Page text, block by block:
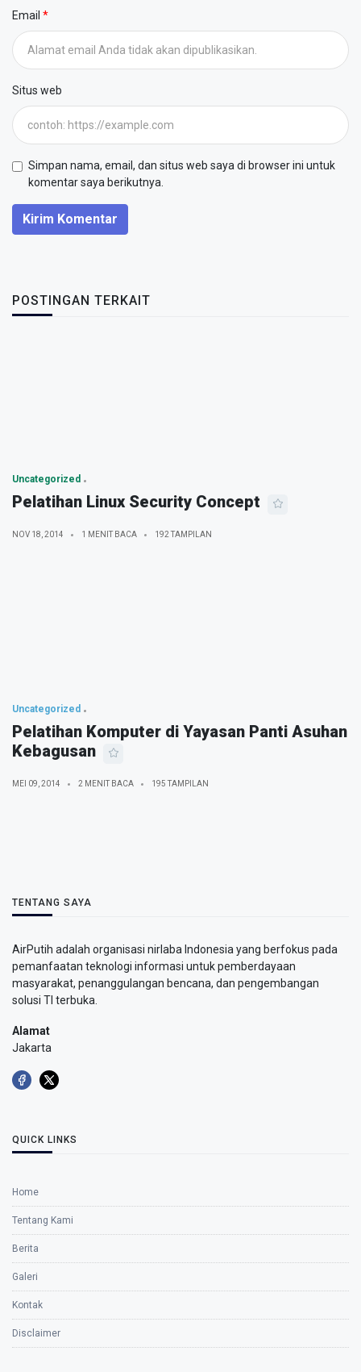
Email
Situs web
Simpan nama, email, dan situs web saya di browser ini untuk
komentar saya berikutnya.
Kirim Komentar
POSTINGAN TERKAIT
Uncategorized
Pelatihan Linux Security Concept
NOV 18, 2014 1 MENIT BACA 192 TAMPILAN
Uncategorized
Pelatihan Komputer di Yayasan Panti Asuhan
Kebagusan
MEI 09, 2014 2 MENIT BACA 195 TAMPILAN
TENTANG SAYA
AirPutih adalah organisasi nirlaba Indonesia yang berfokus pada
pemanfaatan teknologi informasi untuk pemberdayaan
masyarakat, penanggulangan bencana, dan pengembangan
solusi TI terbuka.
Alamat
Jakarta
QUICK LINKS
Home
Tentang Kami
Berita
Galeri
Kontak
Disclaimer